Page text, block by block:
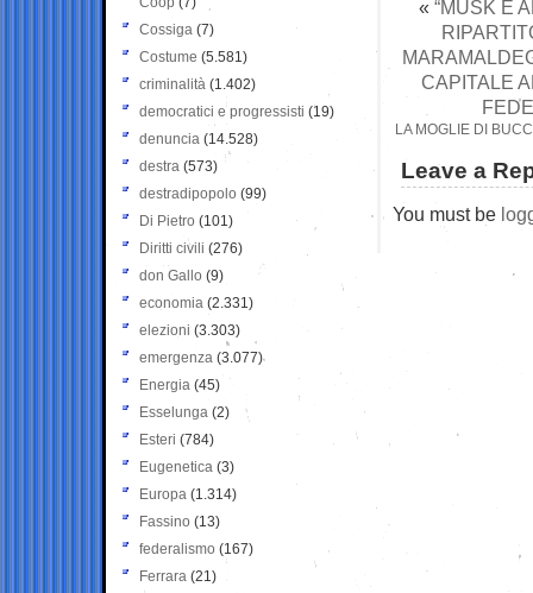
« “MUSK È
CAPITALE
LA MOGLIE DI
Leave a
You must be
Cossiga (7)
Costume (5.581)
criminalità (1.402)
democratici e progressisti (19)
denuncia (14.528)
destra (573)
destradipopolo (99)
Di Pietro (101)
Diritti civili (276)
don Gallo (9)
economia (2.331)
elezioni (3.303)
emergenza (3.077)
Energia (45)
Esselunga (2)
Esteri (784)
Eugenetica (3)
Europa (1.314)
Fassino (13)
federalismo (167)
Ferrara (21)